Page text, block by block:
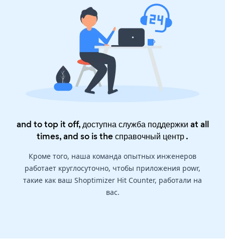
and to top it off, доступна служба поддержки at all
times, and so is theсправочный центр.
Кроме того, наша команда опытных инженеров
работает круглосуточно, чтобы приложения powr,
такие как ваш Shoptimizer Hit Counter, работали на
вас.